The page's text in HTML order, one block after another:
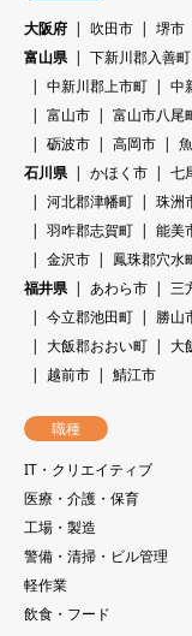
大阪府
吹田市 堺市
富山県
下新川郡入善町
中新川郡上市町
中
富山市
富山市八尾
砺波市
高岡市
石川県
かほく市 七
河北郡津幡町
珠洲
羽咋郡志賀町
能美
金沢市
鳳珠郡穴水
福井県
あわら市 三
今立郡池田町
勝山
大飯郡おおい町
大
越前市
鯖江市
職種
IT・クリエイティブ
医療・介護・保育
工場・製造
警備・清掃・ビル管理
軽作業
飲食・フード